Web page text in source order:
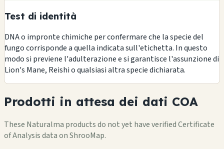
Test di identità
DNA o impronte chimiche per confermare che la specie del
fungo corrisponde a quella indicata sull'etichetta. In questo
modo si previene l'adulterazione e si garantisce l'assunzione di
Lion's Mane, Reishi o qualsiasi altra specie dichiarata.
Prodotti in attesa dei dati COA
These Naturalma products do not yet have verified Certificate
of Analysis data on ShrooMap.